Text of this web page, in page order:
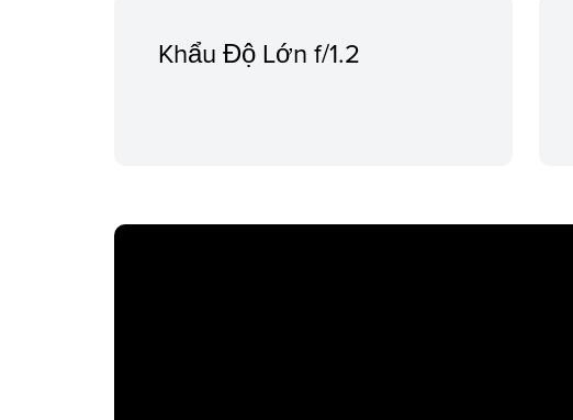
Khẩu Độ Lớn f/1.2